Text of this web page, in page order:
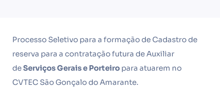
Processo Seletivo para a formação de Cadastro de
reserva para a contratação futura de Auxiliar
deServiços Gerais e Porteiro para atuarem no
CVTEC São Gonçalo do Amarante.